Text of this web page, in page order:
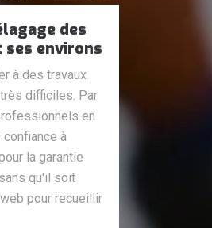
des
environs
à des travaux
difficiles. Par
en
à
la garantie
qu'il soit
pour recueillir